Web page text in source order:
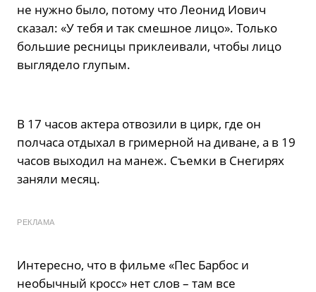
не нужно было, потому что Леонид Иович
сказал: «У тебя и так смешное лицо». Только
большие ресницы приклеивали, чтобы лицо
выглядело глупым.
В 17 часов актера отвозили в цирк, где он
полчаса отдыхал в гримерной на диване, а в 19
часов выходил на манеж. Съемки в Снегирях
заняли месяц.
РЕКЛАМА
Интересно, что в фильме «Пес Барбос и
необычный кросс» нет слов – там все